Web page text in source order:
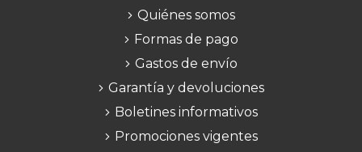
Quiénes somos
Formas de pago
Gastos de envío
Garantía y devoluciones
Boletines informativos
Promociones vigentes